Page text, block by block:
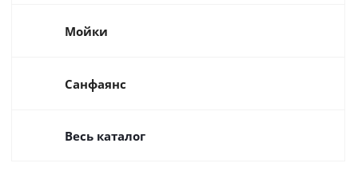
Мойки
Санфаянс
Весь каталог